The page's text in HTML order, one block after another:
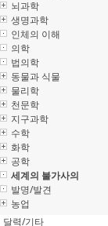
뇌과학
생명과학
인체의 이해
의학
법의학
동물과 식물
물리학
천문학
지구과학
수학
화학
공학
세계의 불가사의
발명/발견
농업
달력/기타